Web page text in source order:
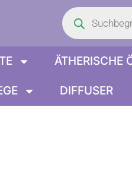
Products
search
ÄTHERISCHE
DIFFUSER